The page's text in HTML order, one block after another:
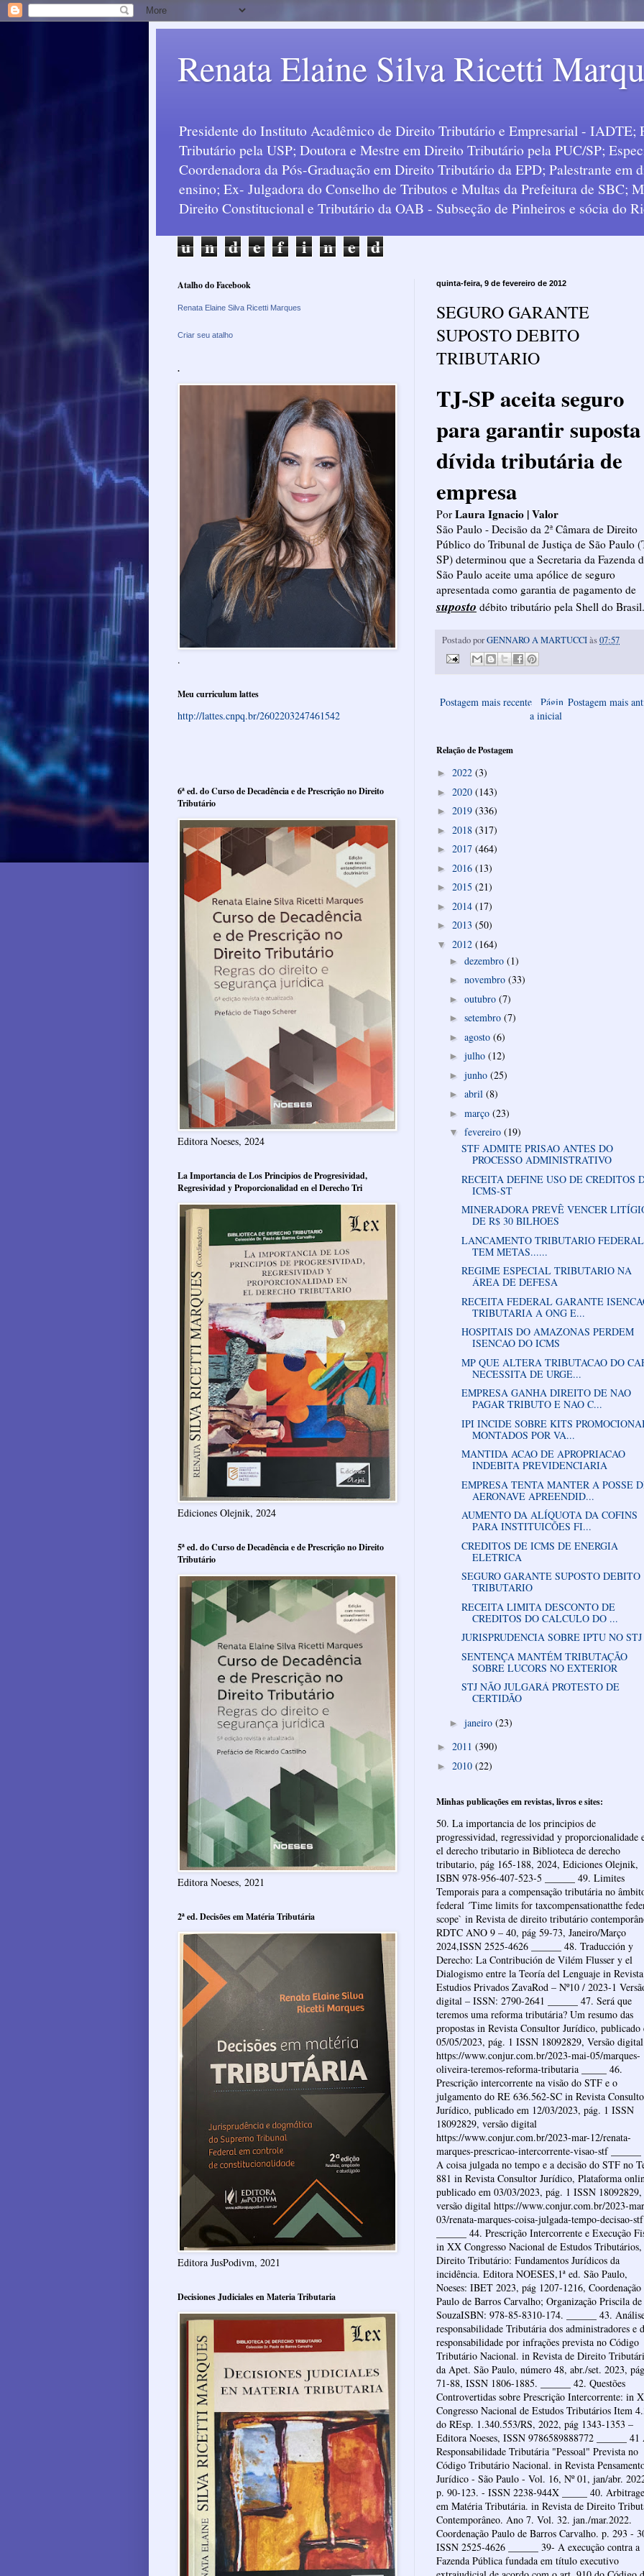
Renata Elaine Silva Ricetti
Presidente do Instituto Acadêmico de Direito Tributário e Empresarial - IADTE;
Tributário pela USP; Doutora e Mestre em Direito Tributário pela PUC/SP;
Coordenadora da Pós-Graduação em Direito Tributário da EPD; Palestrante em
ensino; Ex- Julgadora do Conselho de Tributos e Multas da Prefeitura de SBC;
Direito Constitucional e Tributário da OAB - Subseção de Pinheiros e sócia do
u n d e f i n e d
quinta-feira, 9 de fevereiro de 2012
SEGURO GARANTE
SUPOSTO DEBITO
TRIBUTARIO
TJ-SP aceita seguro
para garantir suposta
dívida tributária de
empresa
Por Laura Ignacio | Valor
São Paulo - Decisão da 2ª Câmara de Direito
Público do Tribunal de Justiça de São Paulo
SP) determinou que a Secretaria da Fazenda
São Paulo aceite uma apólice de seguro
apresentada como garantia de pagamento de
suposto débito tributário pela Shell do Brasil.
Postado porGENNARO A MARTUCCIàs07:57
Postagem mais recente Postagem mais
Págin
a inicial
Relação de Postagem
► 2022 (3)
► 2020 (143)
► 2019 (336)
► 2018 (317)
► 2017 (464)
► 2016 (13)
► 2015 (21)
► 2014 (17)
► 2013 (50)
▼ 2012 (164)
► dezembro (1)
► novembro (33)
► outubro (7)
► setembro (7)
► agosto (6)
► julho (12)
► junho (25)
► abril (8)
► março (23)
▼ fevereiro (19)
STF ADMITE PRISAO ANTES DO
PROCESSO ADMINISTRATIVO
RECEITA DEFINE USO DE CREDITOS
ICMS-ST
MINERADORA PREVÊ VENCER
DE R$ 30 BILHOES
LANCAMENTO TRIBUTARIO FEDERAL
TEM METAS......
REGIME ESPECIAL TRIBUTARIO NA
ÁREA DE DEFESA
RECEITA FEDERAL GARANTE
TRIBUTARIA A ONG E...
HOSPITAIS DO AMAZONAS PERDEM
ISENCAO DO ICMS
MP QUE ALTERA TRIBUTACAO DO
NECESSITA DE URGE...
EMPRESA GANHA DIREITO DE NAO
PAGAR TRIBUTO E NAO C...
IPI INCIDE SOBRE KITS
MONTADOS POR VA...
MANTIDA ACAO DE APROPRIACAO
INDEBITA PREVIDENCIARIA
EMPRESA TENTA MANTER A POSSE
AERONAVE APREENDID...
AUMENTO DA ALÍQUOTA DA COFINS
PARA INSTITUICÕES FI...
CREDITOS DE ICMS DE ENERGIA
ELETRICA
SEGURO GARANTE SUPOSTO DEBITO
TRIBUTARIO
RECEITA LIMITA DESCONTO DE
CREDITOS DO CALCULO DO ...
JURISPRUDENCIA SOBRE IPTU NO STJ
SENTENÇA MANTÉM TRIBUTAÇÃO
SOBRE LUCORS NO EXTERIOR
STJ NÃO JULGARÁ PROTESTO DE
CERTIDÃO
► janeiro (23)
► 2011 (390)
► 2010 (22)
Minhas publicações em revistas, livros e sites:
50. La importancia de los principios de
progressividad, regressividad y proporcionalidade
el derecho tributario in Biblioteca de derecho
tributario, pág 165-188, 2024, Ediciones Olejnik,
ISBN 978-956-407-523-5 ______ 49. Limites
Temporais para a compensação tributária no
federal ´Time limits for taxcompensationatthe
scope` in Revista de direito tributário
RDTC ANO 9 – 40, pág 59-73, Janeiro/Março
2024,ISSN 2525-4626 ______ 48. Traducción y
Derecho: La Contribución de Vilém Flusser y el
Dialogismo entre la Teoría del Lenguaje in Revista
Estudios Privados ZavaRod – Nº10 / 2023-1
digital – ISSN: 2790-2641 ______ 47. Será que
teremos uma reforma tributária? Um resumo das
propostas in Revista Consultor Jurídico, publicado
05/05/2023, pág. 1 ISSN 18092829, Versão digital
https://www.conjur.com.br/2023-mai-05/marques-
oliveira-teremos-reforma-tributaria _____ 46.
Prescrição intercorrente na visão do STF e o
julgamento do RE 636.562-SC in Revista
Jurídico, publicado em 12/03/2023, pág. 1 ISSN
18092829, versão digital
https://www.conjur.com.br/2023-mar-12/renata-
marques-prescricao-intercorrente-visao-stf
A coisa julgada no tempo e a decisão do STF no
881 in Revista Consultor Jurídico, Plataforma
publicado em 03/03/2023, pág. 1 ISSN 18092829,
versão digital https://www.conjur.com.br/2023-
03/renata-marques-coisa-julgada-tempo-decisao-
______ 44. Prescrição Intercorrente e Execução
in XX Congresso Nacional de Estudos Tributários,
Direito Tributário: Fundamentos Jurídicos da
incidência. Editora NOESES,1ª ed. São Paulo,
Noeses: IBET 2023, pág 1207-1216, Coordenação
Paulo de Barros Carvalho; Organização Priscila de
SouzaISBN: 978-85-8310-174. ______ 43.
responsabilidade Tributária dos administradores e
responsabilidade por infrações prevista no Código
Tributário Nacional. in Revista de Direito
da Apet. São Paulo, número 48, abr./set. 2023, pág
71-88, ISSN 1806-1885. ______ 42. Questões
Controvertidas sobre Prescrição Intercorrente: in
Congresso Nacional de Estudos Tributários Item
do REsp. 1.340.553/RS, 2022, pág 1343-1353 –
Editora Noeses, ISSN 9786589888772 ______ 41
Responsabilidade Tributária "Pessoal" Prevista no
Código Tributário Nacional. in Revista
Jurídico - São Paulo - Vol. 16, Nº 01, jan/abr.
p. 90-123. - ISSN 2238-944X _____ 40.
em Matéria Tributária. in Revista de Direito
Contemporâneo. Ano 7. Vol. 32. jan./mar.2022.
Coordenação Paulo de Barros Carvalho. p. 293 -
ISSN 2525-4626 ______ 39- A execução contra a
Fazenda Pública fundada em título executivo
Atalho do Facebook
Renata Elaine Silva Ricetti Marques
Criar seu atalho
.
.
Meu curriculum lattes
http://lattes.cnpq.br/2602203247461542
6ª ed. do Curso de Decadência e de Prescrição no Direito
Tributário
Editora Noeses, 2024
La Importancia de Los Principios de Progresividad,
Regresividad y Proporcionalidad en el Derecho Tri
Ediciones Olejnik, 2024
5ª ed. do Curso de Decadência e de Prescrição no Direito
Tributário
Editora Noeses, 2021
2ª ed. Decisões em Matéria Tributária
Editora JusPodivm, 2021
Decisiones Judiciales en Materia Tributaria